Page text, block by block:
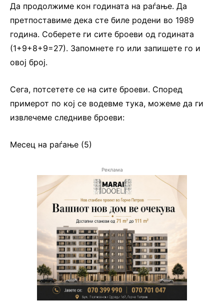
Да продолжиме кон годината на раѓање. Да
претпоставиме дека сте биле родени во 1989
година. Соберете ги сите броеви од годината
(1+9+8+9=27). Запомнете го или запишете го и
овој број.
Сега, потсетете се на сите броеви. Според
примерот по кој се водевме тука, можеме да ги
извлечеме следниве броеви:
Месец на раѓање (5)
Реклама